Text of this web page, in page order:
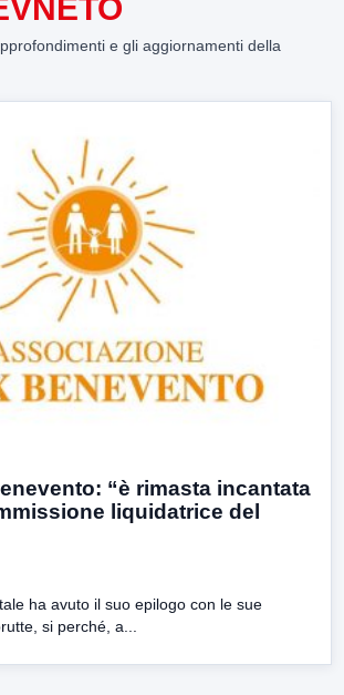
e gli aggiornamenti della
“è rimasta incantata
liquidatrice del
ha avuto il suo epilogo con le sue
si perché, a...